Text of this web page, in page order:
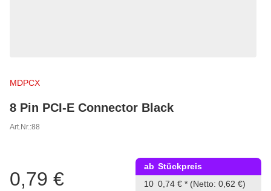
MDPCX
8 Pin PCI-E Connector Black
Art.Nr.:88
0,79 €
ab Stückpreis
10 0,74 € * (Netto: 0,62 €)